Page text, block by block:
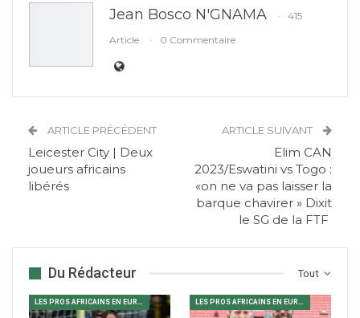
Jean Bosco N'GNAMA
415
Article
0 Commentaire
ARTICLE PRÉCÉDENT
Leicester City | Deux
joueurs africains
libérés
ARTICLE SUIVANT
Elim CAN
2023/Eswatini vs Togo :
«on ne va pas laisser la
barque chavirer » Dixit
le SG de la FTF
Tout
Du Rédacteur
LES PROS AFRICAINS EN EUROPE LES PROS AFRICAINS EN EUROPE